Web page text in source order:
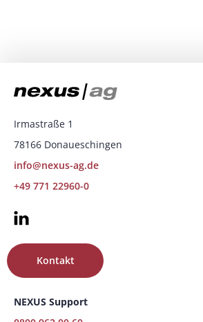
Irmastraße 1
78166 Donaueschingen
info@nexus-ag.de
+49 771 22960-0
NEXUS Support
Kontakt